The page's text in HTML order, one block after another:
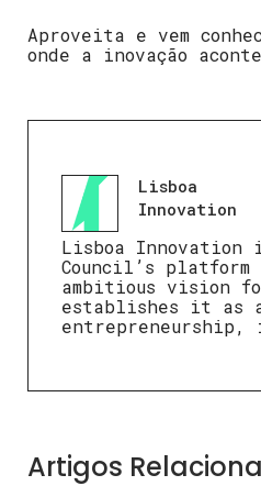
Aproveita e vem
onde a inovação
Lisboa
Innovation
Lisboa
Council’s
ambitious vision
establishes it as
entrepreneurship,
Artigos